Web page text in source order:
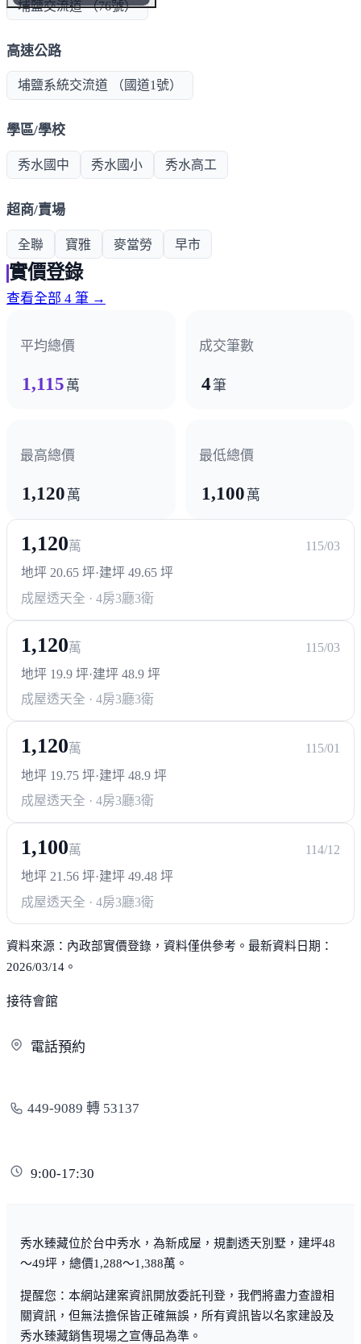
埔鹽交流道 （76號）
高速公路
埔鹽系統交流道 （國道1號）
學區/學校
秀水國中 秀水國小 秀水高工
超商/賣場
全聯 寶雅 麥當勞 早市
實價登錄
查看全部 4 筆 →
平均總價
1,115 萬
成交筆數
4筆
最高總價
1,120 萬
最低總價
1,100 萬
1,120萬
115/03
地坪 20.65 坪·建坪 49.65 坪
成屋透天全 · 4房3廳3衛
1,120萬
115/03
地坪 19.9 坪·建坪 48.9 坪
成屋透天全 · 4房3廳3衛
1,120萬
115/01
地坪 19.75 坪·建坪 48.9 坪
成屋透天全 · 4房3廳3衛
1,100萬
114/12
地坪 21.56 坪·建坪 49.48 坪
成屋透天全 · 4房3廳3衛
資料來源：內政部實價登錄，資料僅供參考。最新資料日期：
2026/03/14。
接待會館
電話預約
449-9089 轉 53137
9:00-17:30
秀水臻藏位於台中秀水，為新成屋，規劃透天別墅，建坪48
～49坪，總價1,288～1,388萬。
提醒您：本網站建案資訊開放委託刊登，我們將盡力查證相
關資訊，但無法擔保皆正確無誤，所有資訊皆以名家建設及
秀水臻藏銷售現場之宣傳品為準。